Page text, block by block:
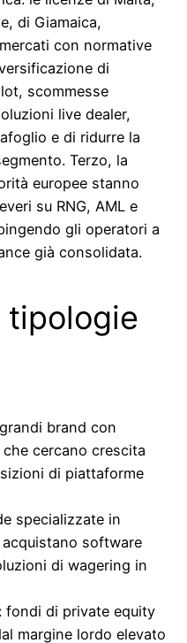
di Giamaica,
con normative
di
scommesse
live dealer,
e di ridurre la
Terzo, la
europee stanno
su RNG, AML e
gli operatori a
già consolidata.
tipologie
brand con
che cercano crescita
di piattaforme
specializzate in
software
di wagering in
fondi di private equity
margine lordo elevato